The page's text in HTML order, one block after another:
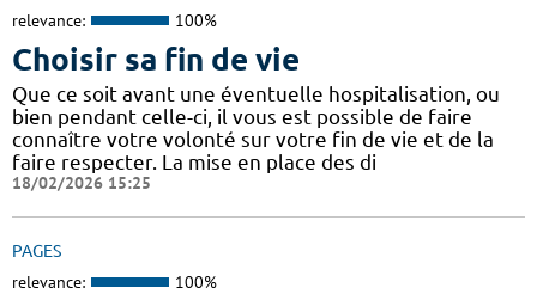
relevance: 100%
Choisir sa fin de vie
Que ce soit avant une éventuelle hospitalisation, ou
bien pendant celle-ci, il vous est possible de faire
connaître votre volonté sur votre fin de vie et de la
faire respecter. La mise en place des di
18/02/2026 15:25
PAGES
relevance: 100%